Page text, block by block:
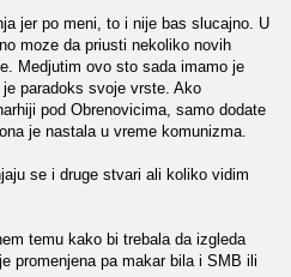
jer po meni, to i nije bas slucajno. U
moze da priusti nekoliko novih
Medjutim ovo sto sada imamo je
paradoks svoje vrste. Ako
pod Obrenovicima, samo dodate
je nastala u vreme komunizma.
se i druge stvari ali koliko vidim
temu kako bi trebala da izgleda
promenjena pa makar bila i SMB ili